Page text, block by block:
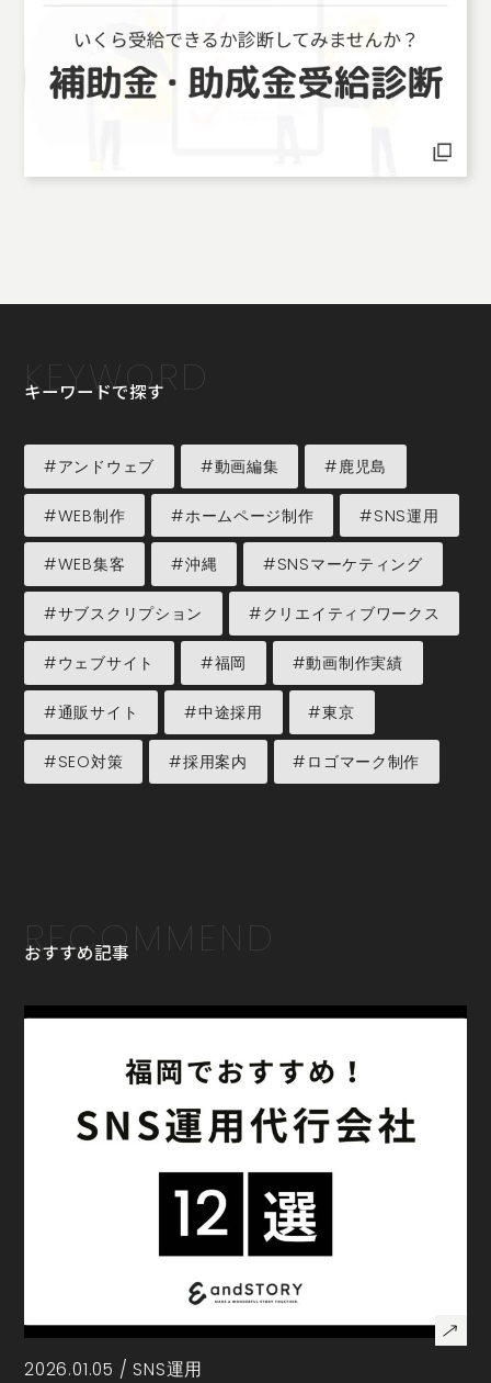
KEYWORD
キーワードで探す
#アンドウェブ #動画編集 #鹿児島
#WEB制作 #ホームページ制作 #SNS運用
#WEB集客 #沖縄 #SNSマーケティング
#サブスクリプション #クリエイティブワークス
#ウェブサイト #福岡 #動画制作実績
#通販サイト #中途採用 #東京
#SEO対策 #採用案内 #ロゴマーク制作
RECOMMEND
おすすめ記事
2026.01.05 / SNS運用